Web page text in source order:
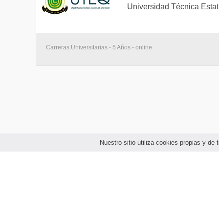
Nuestro sitio utiliza cookies propias y de
Estadística III para Imk
Ingeniería Economica
Idioma Extranjero II
Universidad Técnica
Carreras Universitarias - 5 Años - online